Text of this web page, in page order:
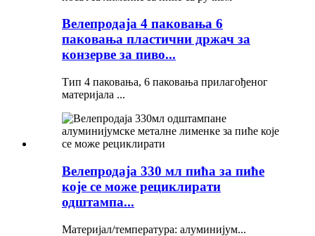
Велепродаја 4 паковања 6
паковања пластични држач за
конзерве за пиво...
Тип 4 паковања, 6 паковања прилагођеног
материјала ...
Велепродаја 330 мл пића за пиће
које се може рециклирати
одштампа...
Материјал/температура: алуминијум...